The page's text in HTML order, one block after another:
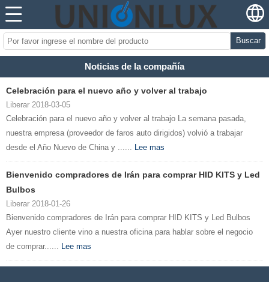
Buscar
Noticias de la compañía
Celebración para el nuevo año y volver al trabajo
Liberar 2018-03-05
Celebración para el nuevo año y volver al trabajo La semana pasada,
nuestra empresa (proveedor de faros auto dirigidos) volvió a trabajar
desde el Año Nuevo de China y ...... Lee mas
Bienvenido compradores de Irán para comprar HID KITS y Led
Bulbos
Liberar 2018-01-26
Bienvenido compradores de Irán para comprar HID KITS y Led Bulbos
Ayer nuestro cliente vino a nuestra oficina para hablar sobre el negocio
de comprar...... Lee mas